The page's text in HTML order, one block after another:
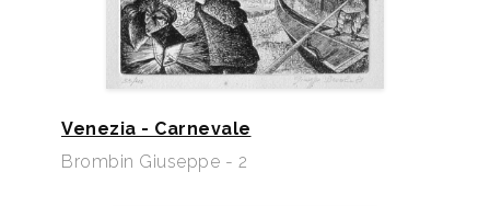
Venezia - Carnevale
Brombin Giuseppe - 2